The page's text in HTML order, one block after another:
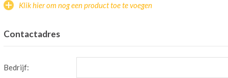
Klik hier om nog een product toe te voegen
Contactadres
Bedrijf: